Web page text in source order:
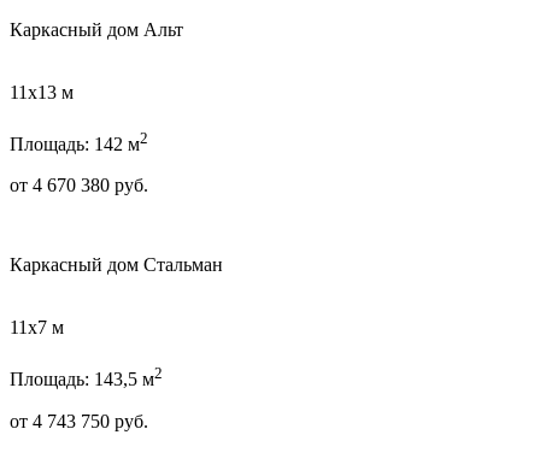
Каркасный дом Альт
11х13 м
Площадь: 142 м2
от 4 670 380 руб.
Каркасный дом Стальман
11х7 м
Площадь: 143,5 м2
от 4 743 750 руб.